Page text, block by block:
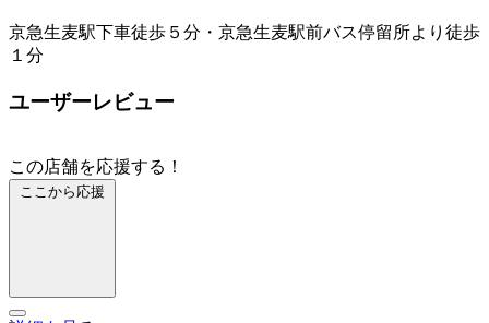
京急生麦駅下車徒歩５分・京急生麦駅前バス停留所より徒歩
１分
ユーザーレビュー
この店舗を応援する！
ここから応援